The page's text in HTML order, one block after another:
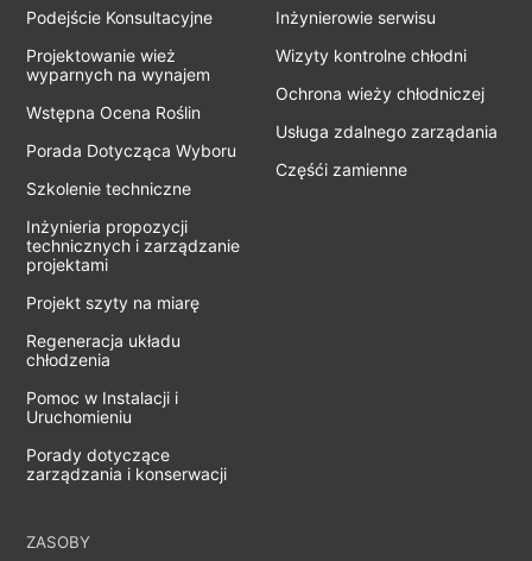
Podejście Konsultacyjne
Projektowanie wież
wyparnych na wynajem
Wstępna Ocena Roślin
Porada Dotycząca Wyboru
Szkolenie techniczne
Inżynieria propozycji
technicznych i zarządzanie
projektami
Projekt szyty na miarę
Regeneracja układu
chłodzenia
Pomoc w Instalacji i
Uruchomieniu
Porady dotyczące
zarządzania i konserwacji
Inżynierowie serwisu
Wizyty kontrolne chłodni
Ochrona wieży chłodniczej
Usługa zdalnego zarządania
Częśći zamienne
ZASOBY